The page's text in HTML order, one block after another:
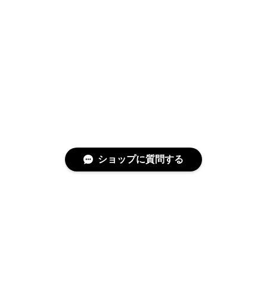
ショップに質問する